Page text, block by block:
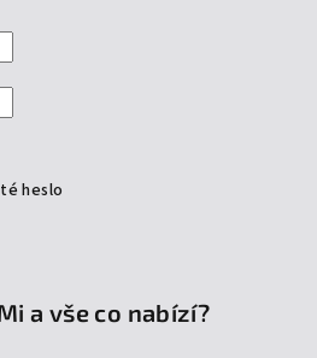
heslo
a vše co nabízí?